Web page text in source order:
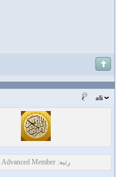
ali
رتبه: Advanced Member